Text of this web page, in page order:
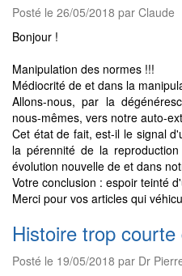
Posté le 26/05/2018 par Claude
Bonjour !
Manipulation des normes !!!
Médiocrité de et dans la
Allons-nous, par la
nous-mêmes, vers notre auto-
Cet état de fait, est-il le signal
la pérennité de la
évolution nouvelle de et dans
Votre conclusion : espoir teinté
Merci pour vos articles qui
Histoire trop courte
Posté le 19/05/2018 par Dr